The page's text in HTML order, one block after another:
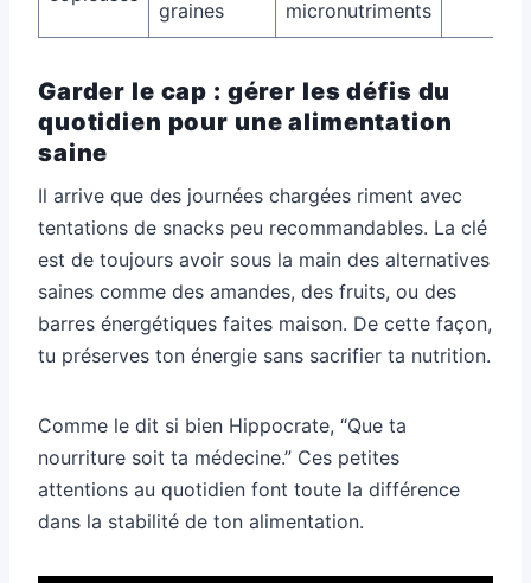
graines
micronutriments
Garder le cap : gérer les défis du
quotidien pour une alimentation
saine
Il arrive que des journées chargées riment avec
tentations de snacks peu recommandables. La clé
est de toujours avoir sous la main des alternatives
saines comme des amandes, des fruits, ou des
barres énergétiques faites maison. De cette façon,
tu préserves ton énergie sans sacrifier ta nutrition.
Comme le dit si bien Hippocrate, “Que ta
nourriture soit ta médecine.” Ces petites
attentions au quotidien font toute la différence
dans la stabilité de ton alimentation.